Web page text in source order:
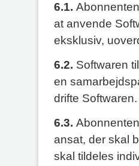
6.1.
at anvende
eksklusiv,
6.2. Softwaren
en
drifte Softwaren.
6.3.
ansat, der skal
skal tildeles